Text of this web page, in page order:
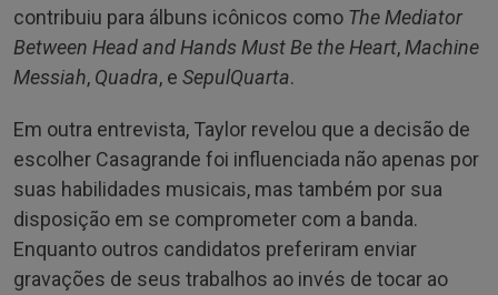
contribuiu para álbuns icônicos como The Mediator
Between Head and Hands Must Be the Heart, Machine
Messiah, Quadra, e SepulQuarta.
Em outra entrevista, Taylor revelou que a decisão de
escolher Casagrande foi influenciada não apenas por
suas habilidades musicais, mas também por sua
disposição em se comprometer com a banda.
Enquanto outros candidatos preferiram enviar
gravações de seus trabalhos ao invés de tocar ao